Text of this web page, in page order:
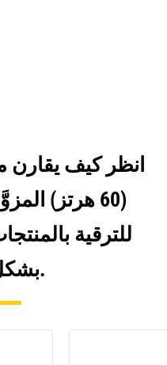
(60 هرتز)
للترقية
بشكل متكرر.